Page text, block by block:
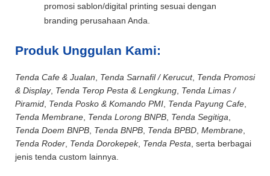
promosi sablon/digital printing sesuai dengan
branding perusahaan Anda.
Produk Unggulan Kami:
Tenda Cafe & Jualan Tenda Sarnafil / Kerucut, Tenda Promosi
& Display, Tenda Terop Pesta & Lengkung Tenda Limas /
Piramid Tenda Posko & Komando PMI Tenda Payung Cafe
Tenda Membrane Tenda Lorong BNPB Tenda Segitiga
Tenda Doem BNPB Tenda BNPB Tenda BPBD Membrane
Tenda Roder Tenda Dorokepek, Tenda Pesta , serta berbagai
jenis tenda custom lainnya.